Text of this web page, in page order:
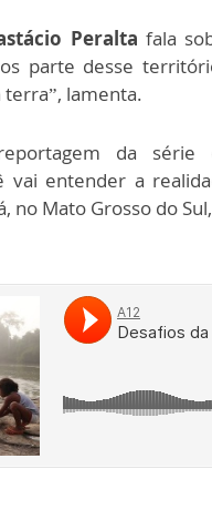
Peralta fala
parte desse
lamenta.
da série
vai entender a
no Mato Grosso do